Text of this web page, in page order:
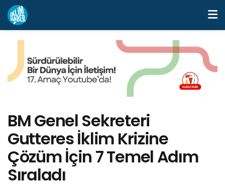
BM Genel Sekreteri
Gutteres İklim Krizine
Çözüm İçin 7 Temel Adım
Sıraladı